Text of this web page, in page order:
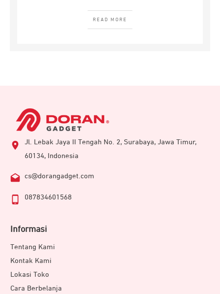
READ MORE
Jl. Lebak Jaya II Tengah No. 2, Surabaya, Jawa Timur,
60134, Indonesia
cs@dorangadget.com
087834601568
Informasi
Tentang Kami
Kontak Kami
Lokasi Toko
Cara Berbelanja